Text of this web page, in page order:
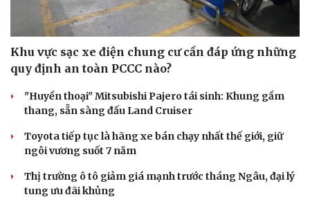
Du lịch
Khu vực sạc xe điện chung cư cần đáp ứng những
quy định an toàn PCCC nào?
"Huyền thoại" Mitsubishi Pajero tái sinh: Khung gầm
thang, sẵn sàng đấu Land Cruiser
Toyota tiếp tục là hãng xe bán chạy nhất thế giới, giữ
ngôi vương suốt 7 năm
Thị trường ô tô giảm giá mạnh trước tháng Ngâu, đại lý
tung ưu đãi khủng